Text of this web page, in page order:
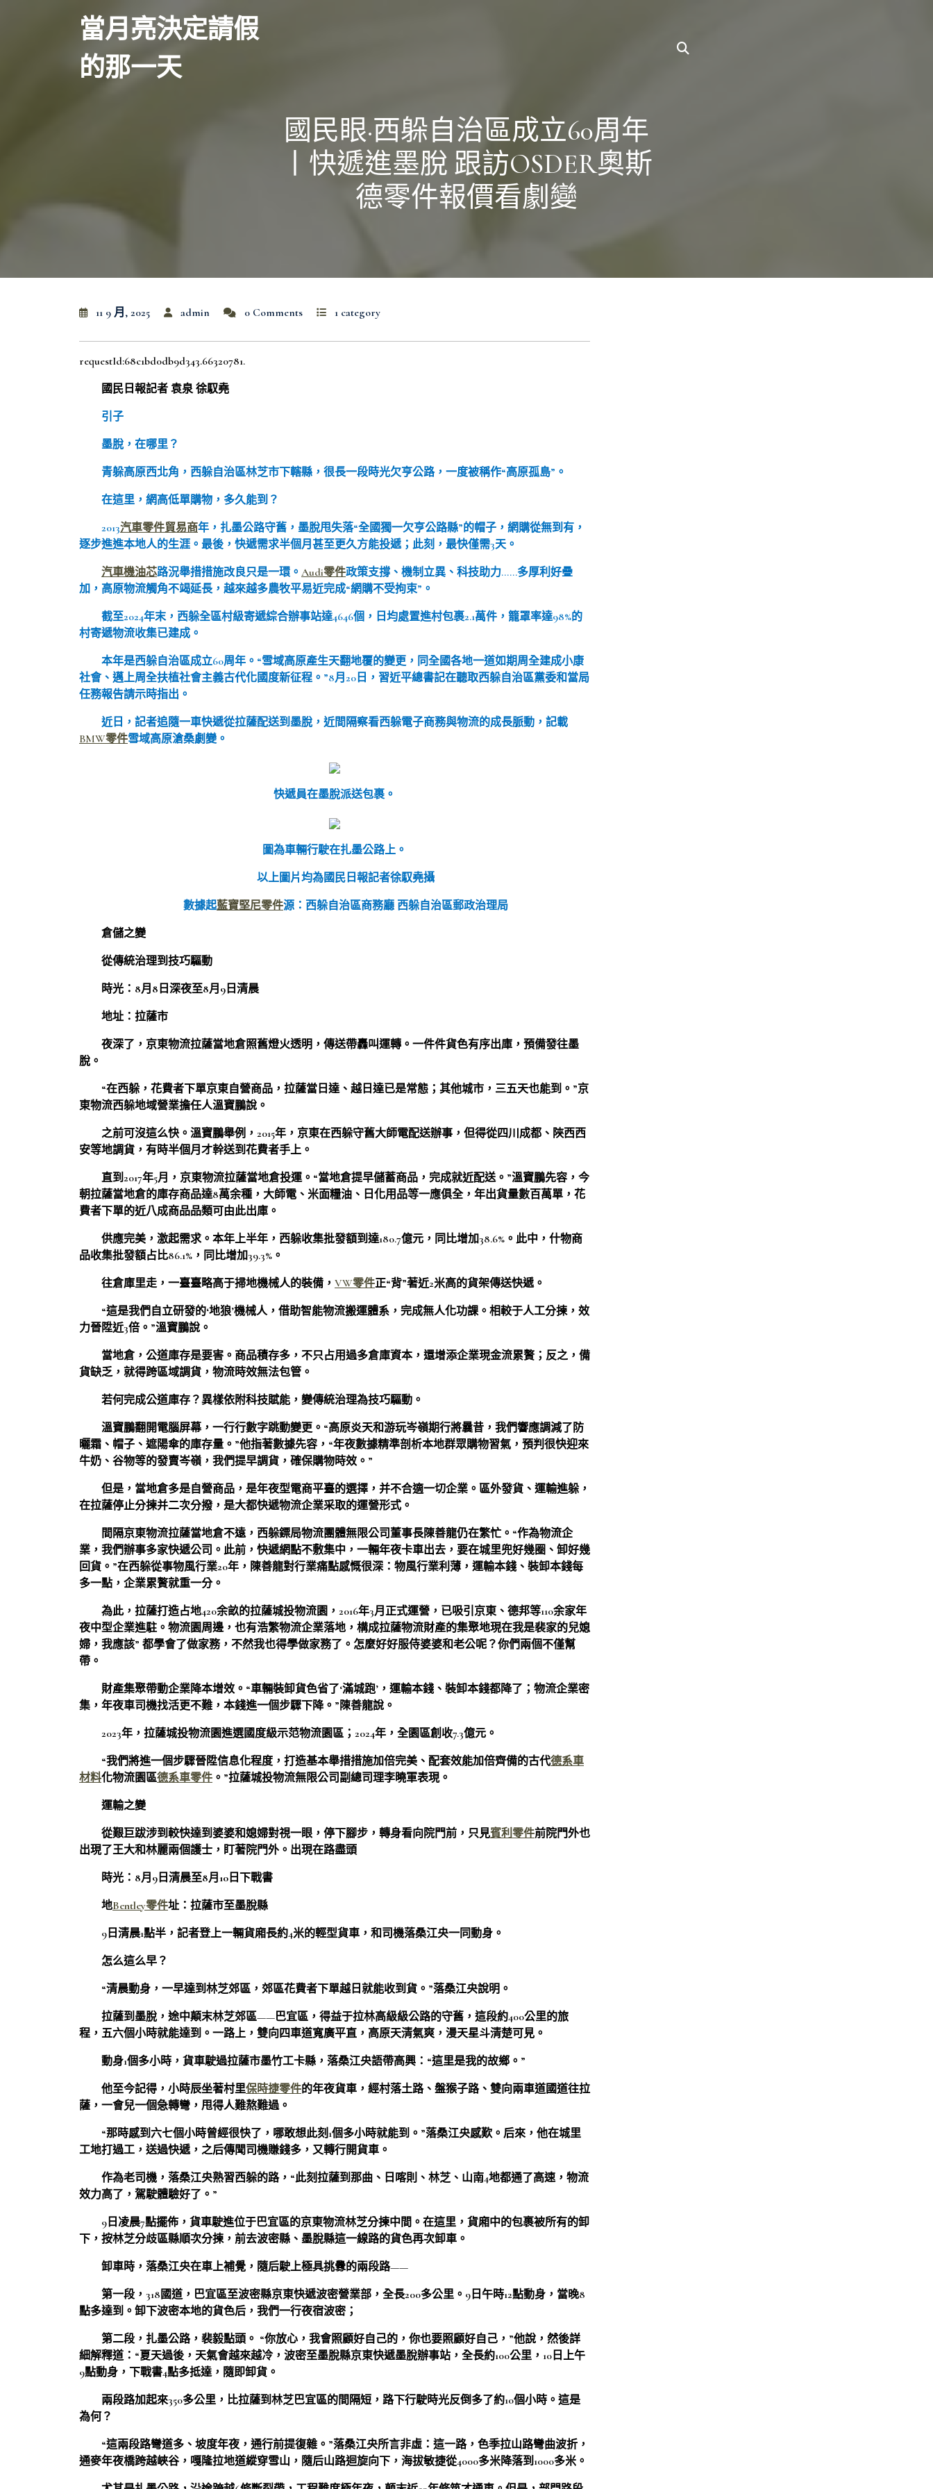
當月亮決定請假
的那一天
國民眼·西躲自治區成立60周年
丨快遞進墨脫 跟訪OSDER奧斯
德零件報價看劇變
11 9 月, 2025 admin 0 Comments 1 category
requestId:68c1bd0db9d343.66320781.
國民日報記者 袁泉 徐馭堯
引子
墨脫，在哪里？
青躲高原西北角，西躲自治區林芝市下轄縣，很長一段時光欠亨公路，一度被稱作“高原孤島”。
在這里，網高低單購物，多久能到？
2013汽車零件貿易商年，扎墨公路守舊，墨脫甩失落“全國獨一欠亨公路縣”的帽子，網購從無到有，
逐步進進本地人的生涯。最後，快遞需求半個月甚至更久方能投遞；此刻，最快僅需3天。
汽車機油芯路況舉措措施改良只是一環。 Audi零件政策支撐、機制立異、科技助力……多厚利好疊
加，高原物流觸角不竭延長，越來越多農牧平易近完成“網購不受拘束”。
截至2024年末，西躲全區村級寄遞綜合辦事站達4646個，日均處置進村包裹2.1萬件，籠罩率達98%的
村寄遞物流收集已建成。
本年是西躲自治區成立60周年。“雪域高原產生天翻地覆的變更，同全國各地一道如期周全建成小康
社會、邁上周全扶植社會主義古代化國度新征程。”8月20日，習近平總書記在聽取西躲自治區黨委和當局
任務報告請示時指出。
近日，記者追隨一車快遞從拉薩配送到墨脫，近間隔察看西躲電子商務與物流的成長脈動，記載
BMW零件雪域高原滄桑劇變。
快遞員在墨脫派送包裹。
圖為車輛行駛在扎墨公路上。
以上圖片均為國民日報記者徐馭堯攝
數據起藍寶堅尼零件源：西躲自治區商務廳 西躲自治區郵政治理局
倉儲之變
從傳統治理到技巧驅動
時光：8月8日深夜至8月9日清晨
地址：拉薩市
夜深了，京東物流拉薩當地倉照舊燈火透明，傳送帶轟叫運轉。一件件貨色有序出庫，預備發往墨
脫。
“在西躲，花費者下單京東自營商品，拉薩當日達、越日達已是常態；其他城市，三五天也能到。”京
東物流西躲地域營業擔任人溫寶鵬說。
之前可沒這么快。溫寶鵬舉例，2015年，京東在西躲守舊大師電配送辦事，但得從四川成都、陜西西
安等地調貨，有時半個月才幹送到花費者手上。
直到2017年5月，京東物流拉薩當地倉投運。“當地倉提早儲蓄商品，完成就近配送。”溫寶鵬先容，今
朝拉薩當地倉的庫存商品達8萬余種，大師電、米面糧油、日化用品等一應俱全，年出貨量數百萬單，花
費者下單的近八成商品品類可由此出庫。
供應完美，激起需求。本年上半年，西躲收集批發額到達180.7億元，同比增加38.6%。此中，什物商
品收集批發額占比86.1%，同比增加39.3%。
往倉庫里走，一臺臺略高于掃地機械人的裝備， VW零件正“背”著近2米高的貨架傳送快遞。
“這是我們自立研發的‘地狼’機械人，借助智能物流搬運體系，完成無人化功課。相較于人工分揀，效
力晉陞近3倍。”溫寶鵬說。
當地倉，公道庫存是要害。商品積存多，不只占用過多倉庫資本，還增添企業現金流累贅；反之，備
貨缺乏，就得跨區域調貨，物流時效無法包管。
若何完成公道庫存？異樣依附科技賦能，變傳統治理為技巧驅動。
溫寶鵬翻開電腦屏幕，一行行數字跳動變更。“高原炎天和游玩岑嶺期行將曩昔，我們響應調減了防
曬霜、帽子、遮陽傘的庫存量。”他指著數據先容，“年夜數據精準剖析本地群眾購物習氣，預判很快迎來
牛奶、谷物等的發賣岑嶺，我們提早調貨，確保購物時效。”
但是，當地倉多是自營商品，是年夜型電商平臺的選擇，并不合適一切企業。區外發貨、運輸進躲，
在拉薩停止分揀并二次分撥，是大都快遞物流企業采取的運營形式。
間隔京東物流拉薩當地倉不遠，西躲鏢局物流團體無限公司董事長陳善龍仍在繁忙。“作為物流企
業，我們辦事多家快遞公司。此前，快遞網點不敷集中，一輛年夜卡車出去，要在城里兜好幾圈、卸好幾
回貨。”在西躲從事物風行業20年，陳善龍對行業痛點感慨很深：物風行業利薄，運輸本錢、裝卸本錢每
多一點，企業累贅就重一分。
為此，拉薩打造占地420余畝的拉薩城投物流園，2016年3月正式運營，已吸引京東、德邦等110余家年
夜中型企業進駐。物流園周邊，也有浩繁物流企業落地，構成拉薩物流財產的集聚地現在我是裴家的兒媳
婦，我應該” 都學會了做家務，不然我也得學做家務了。怎麼好好服侍婆婆和老公呢？你們兩個不僅幫
帶。
財產集聚帶動企業降本增效。“車輛裝卸貨色省了‘滿城跑’，運輸本錢、裝卸本錢都降了；物流企業密
集，年夜車司機找活更不難，本錢進一個步驟下降。”陳善龍說。
2023年，拉薩城投物流園進選國度級示范物流園區；2024年，全園區創收7.3億元。
“我們將進一個步驟晉陞信息化程度，打造基本舉措措施加倍完美、配套效能加倍齊備的古代德系車
材料化物流園區德系車零件 。”拉薩城投物流無限公司副總司理李曉軍表現。
運輸之變
從艱巨跋涉到較快達到婆婆和媳婦對視一眼，停下腳步，轉身看向院門前，只見賓利零件前院門外也
出現了王大和林麗兩個護士，盯著院門外。出現在路盡頭
時光：8月9日清晨至8月10日下戰書
地Bentley零件址：拉薩市至墨脫縣
9日清晨1點半，記者登上一輛貨廂長約4米的輕型貨車，和司機落桑江央一同動身。
怎么這么早？
“清晨動身，一早達到林芝郊區，郊區花費者下單越日就能收到貨。”落桑江央說明。
拉薩到墨脫，途中顛末林芝郊區——巴宜區，得益于拉林高級級公路的守舊，這段約400公里的旅
程，五六個小時就能達到。一路上，雙向四車道寬廣平直，高原天清氣爽，漫天星斗清楚可見。
動身1個多小時，貨車駛過拉薩市墨竹工卡縣，落桑江央語帶高興：“這里是我的故鄉。”
他至今記得，小時辰坐著村里保時捷零件的年夜貨車，經村落土路、盤猴子路、雙向兩車道國道往拉
薩，一會兒一個急轉彎，甩得人難熬難過。
“那時感到六七個小時曾經很快了，哪敢想此刻1個多小時就能到。”落桑江央感歎。后來，他在城里
工地打過工，送過快遞，之后傳聞司機賺錢多，又轉行開貨車。
作為老司機，落桑江央熟習西躲的路，“此刻拉薩到那曲、日喀則、林芝、山南4地都通了高速，物流
效力高了，駕駛體驗好了。”
9日凌晨7點擺佈，貨車駛進位于巴宜區的京東物流林芝分揀中間。在這里，貨廂中的包裹被所有的卸
下，按林芝分歧區縣順次分揀，前去波密縣、墨脫縣這一線路的貨色再次卸車。
卸車時，落桑江央在車上補覺，隨后駛上極具挑釁的兩段路——
第一段，318國道，巴宜區至波密縣京東快遞波密營業部，全長200多公里。9日午時12點動身，當晚8
點多達到。卸下波密本地的貨色后，我們一行夜宿波密；
第二段，扎墨公路，裴毅點頭。 “你放心，我會照顧好自己的，你也要照顧好自己，”他說，然後詳
細解釋道：“夏天過後，天氣會越來越冷，波密至墨脫縣京東快遞墨脫辦事站，全長約100公里，10日上午
9點動身，下戰書4點多抵達，隨即卸貨。
兩段路加起來350多公里，比拉薩到林芝巴宜區的間隔短，路下行駛時光反倒多了約10個小時。這是
為何？
“這兩段路彎道多、坡度年夜，通行前提復雜。”落桑江央所言非虛：這一路，色季拉山路彎曲波折，
通麥年夜橋跨越峽谷，嘎隆拉地道縱穿雪山，隨后山路迴旋向下，海拔敏捷從4000多米降落到1000多米。